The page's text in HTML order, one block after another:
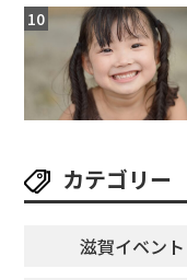
カテゴリー
滋賀イベント